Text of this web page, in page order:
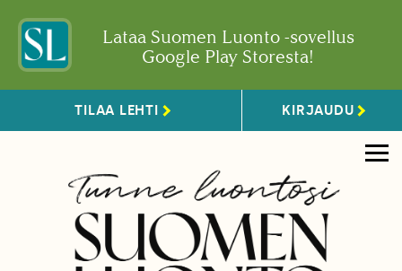
Lataa Suomen Luonto -sovellus
Google Play Storesta!
TILAA LEHTI KIRJAUDU